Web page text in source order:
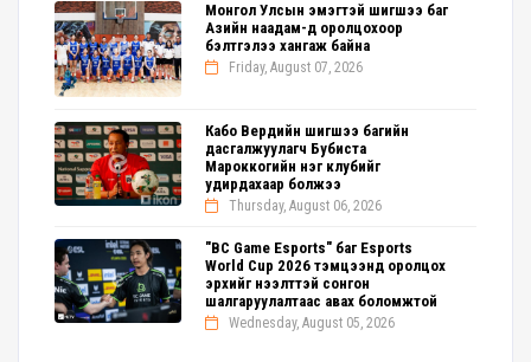
Монгол Улсын эмэгтэй шигшээ баг
Азийн наадам-д оролцохоор
бэлтгэлээ хангаж байна
Friday, August 07, 2026
Кабо Вердийн шигшээ багийн
дасгалжуулагч Бубиста
Мароккогийн нэг клубийг
удирдахаар болжээ
Thursday, August 06, 2026
"BC Game Esports" баг Esports
World Cup 2026 тэмцээнд оролцох
эрхийг нээлттэй сонгон
шалгаруулалтаас авах боломжтой
Wednesday, August 05, 2026